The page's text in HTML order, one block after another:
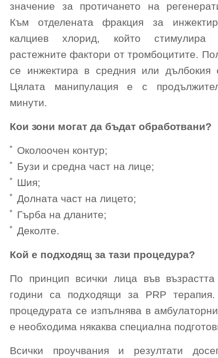
значение за протичането на
Към отделената фракция за
калциев хлорид, който стимулира
растежните фактори от тромбоцитите.
се инжектира в средния или дълбокия
Цялата манипулация е с
минути.
Кои зони могат да бъдат обработвани?
Околоочен контур;
Бузи и средна част на лице;
Шия;
Долната част на лицето;
Гърба на дланите;
Деколте.
Кой е подходящ за тази процедура?
По принцип всички лица във
години са подходящи за PRP
процедурата се изпълнява в
е необходима някаква специална
Всички проучвания и резултати